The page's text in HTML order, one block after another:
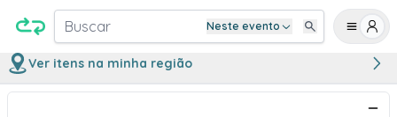
Buscar Neste evento
Ver itens na minha região